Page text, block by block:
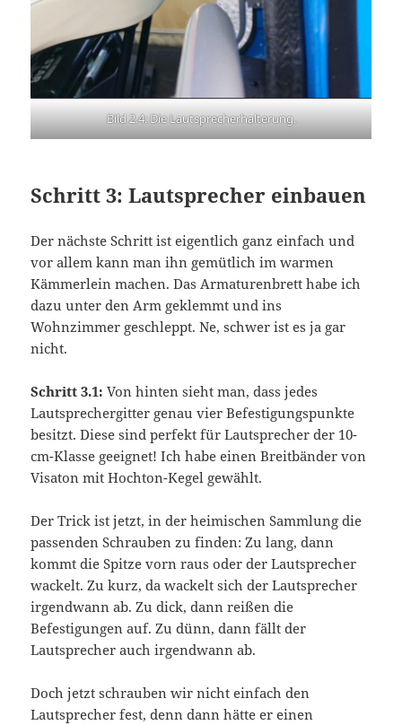
Bild 2.4: Die Lautsprecherhalterung.
Schritt 3: Lautsprecher einbauen
Der nächste Schritt ist eigentlich ganz einfach und
vor allem kann man ihn gemütlich im warmen
Kämmerlein machen. Das Armaturenbrett habe ich
dazu unter den Arm geklemmt und ins
Wohnzimmer geschleppt. Ne, schwer ist es ja gar
nicht.
Schritt 3.1:Von hinten sieht man, dass jedes
Lautsprechergitter genau vier Befestigungspunkte
besitzt. Diese sind perfekt für Lautsprecher der 10-
cm-Klasse geeignet! Ich habe einen Breitbänder von
Visaton mit Hochton-Kegel gewählt.
Der Trick ist jetzt, in der heimischen Sammlung die
passenden Schrauben zu finden: Zu lang, dann
kommt die Spitze vorn raus oder der Lautsprecher
wackelt. Zu kurz, da wackelt sich der Lautsprecher
irgendwann ab. Zu dick, dann reißen die
Befestigungen auf. Zu dünn, dann fällt der
Lautsprecher auch irgendwann ab.
Doch jetzt schrauben wir nicht einfach den
Lautsprecher fest, denn dann hätte er einen